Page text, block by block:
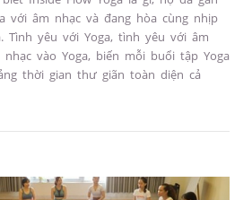
với âm nhạc và đang hòa cùng nhịp
Tình yêu với Yoga, tình yêu với âm
vào Yoga, biến mỗi buổi tập Yoga
thời gian thư giãn toàn diện cả